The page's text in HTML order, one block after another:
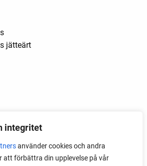
integritet
använder cookies och andra
att förbättra din upplevelse på vår
jätteärt